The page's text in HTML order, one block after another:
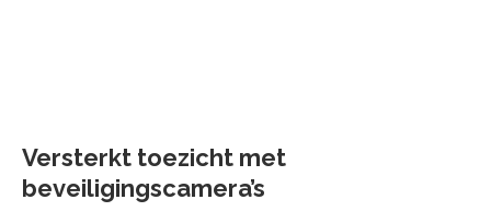
Versterkt toezicht met
beveiligingscamera’s